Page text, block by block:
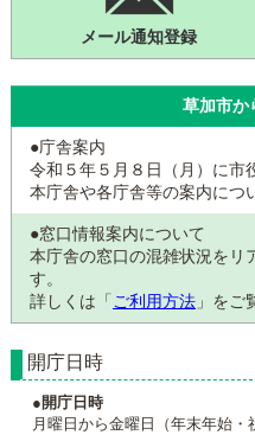
メール通知登録
草加市か
●庁舎案内
令和５年５月８日（月）に市
本庁舎や各庁舎等の案内につ
●窓口情報案内について
本庁舎の窓口の混雑状況をリ
す。
詳しくは「 ご利用方法 」をご
開庁日時
●開庁日時
月曜日から金曜日（年末年始・